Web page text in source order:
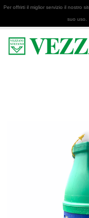
Per offrirti il miglior servizio il nostro
suo uso.